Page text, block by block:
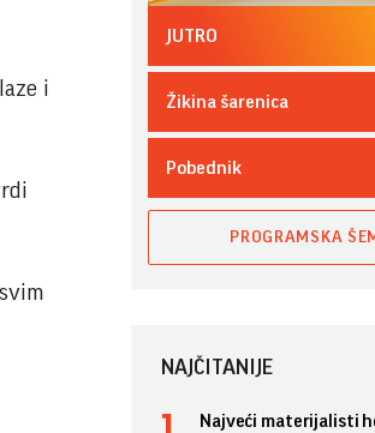
i
JUTRO
Žikina šarenica
Pobednik
PROGRAMSKA
NAJČITANIJE
Najveći materijalisti